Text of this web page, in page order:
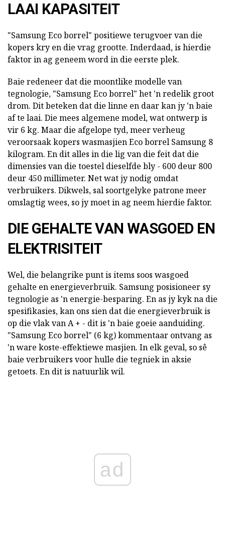
LAAI KAPASITEIT
"Samsung Eco borrel" positiewe terugvoer van die
kopers kry en die vrag grootte. Inderdaad, is hierdie
faktor in ag geneem word in die eerste plek.
Baie redeneer dat die moontlike modelle van
tegnologie, "Samsung Eco borrel" het 'n redelik groot
drom. Dit beteken dat die linne en daar kan jy 'n baie
af te laai. Die mees algemene model, wat ontwerp is
vir 6 kg. Maar die afgelope tyd, meer verheug
veroorsaak kopers wasmasjien Eco borrel Samsung 8
kilogram. En dit alles in die lig van die feit dat die
dimensies van die toestel dieselfde bly - 600 deur 800
deur 450 millimeter. Net wat jy nodig omdat
verbruikers. Dikwels, sal soortgelyke patrone meer
omslagtig wees, so jy moet in ag neem hierdie faktor.
DIE GEHALTE VAN WASGOED EN
ELEKTRISITEIT
Wel, die belangrike punt is items soos wasgoed
gehalte en energieverbruik. Samsung posisioneer sy
tegnologie as 'n energie-besparing. En as jy kyk na die
spesifikasies, kan ons sien dat die energieverbruik is
op die vlak van A + - dit is 'n baie goeie aanduiding.
"Samsung Eco borrel" (6 kg) kommentaar ontvang as
'n ware koste-effektiewe masjien. In elk geval, so sê
baie verbruikers voor hulle die tegniek in aksie
getoets. En dit is natuurlik wil.
ad